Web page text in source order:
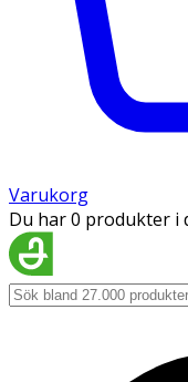
Varukorg
Du har 0 produkter i